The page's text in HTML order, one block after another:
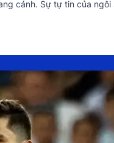
cánh. Sự tự tin của ngôi